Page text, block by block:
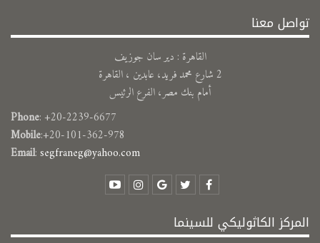
تواصل معنا
القاهرة : دير سان جوزيف
2 شارع محمد فريد، عابدين ، القاهرة
أمام بنك مصر، الفرع الرئيس
Phone: +20-2239-6677
Mobile:+20-101-362-978
Email:segfraneg@yahoo.com
المركز الكاثوليكي للسينما